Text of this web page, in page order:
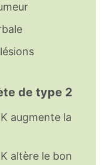
de type 2
augmente la
altère le bon